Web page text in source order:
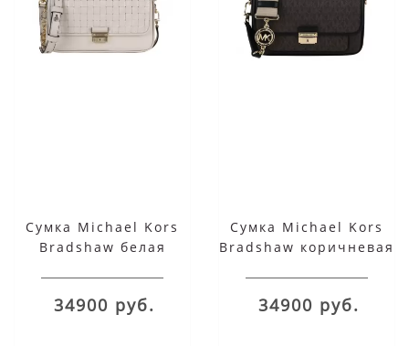
Сумка Michael Kors
Bradshaw белая
34900 руб.
Сумка Michael Kors
Bradshaw коричневая
34900 руб.